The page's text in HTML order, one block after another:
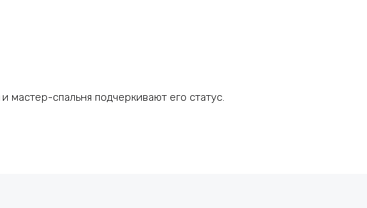
спальня подчеркивают его статус.